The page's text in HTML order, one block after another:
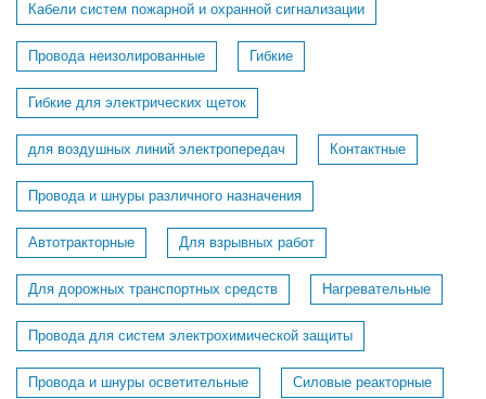
Кабели систем пожарной и охранной сигнализации
Провода неизолированные Гибкие
Гибкие для электрических щеток
для воздушных линий электропередач Контактные
Провода и шнуры различного назначения
Автотракторные Для взрывных работ
Для дорожных транспортных средств Нагревательные
Провода для систем электрохимической защиты
Провода и шнуры осветительные Силовые реакторные